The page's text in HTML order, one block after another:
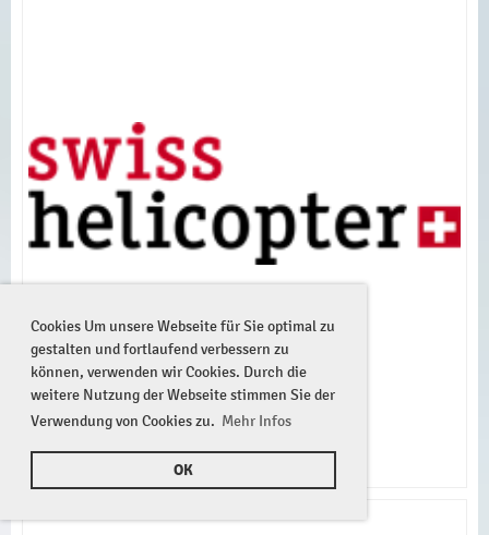
Cookies Um unsere Webseite für Sie optimal zu
gestalten und fortlaufend verbessern zu
können, verwenden wir Cookies. Durch die
weitere Nutzung der Webseite stimmen Sie der
Verwendung von Cookies zu. Mehr Infos
OK